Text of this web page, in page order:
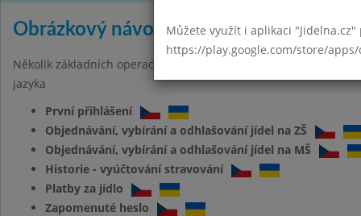
Obrázkový návod
Několik základních operací s webovými stránkami bylo
jazyka
První přihlášení
Objednávání, vybírání a odhlašování jídel na ZŠ
Objednávání, vybírání a odhlašování jídel na MŠ
Historie - vyúčtování stravování
Platby za jídlo
Zapomenuté heslo
Můžete využít i aplikaci
https://play.google.com/store/